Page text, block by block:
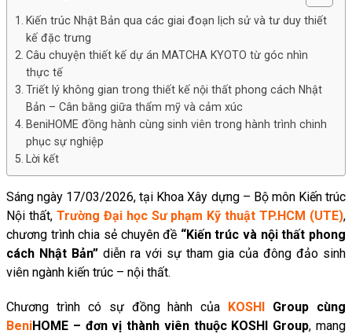
Kiến trúc Nhật Bản qua các giai đoạn lịch sử và tư duy thiết
kế đặc trưng
Câu chuyện thiết kế dự án MATCHA KYOTO từ góc nhìn
thực tế
Triết lý không gian trong thiết kế nội thất phong cách Nhật
Bản – Cân bằng giữa thẩm mỹ và cảm xúc
BeniHOME đồng hành cùng sinh viên trong hành trình chinh
phục sự nghiệp
Lời kết
Sáng ngày 17/03/2026, tại Khoa Xây dựng – Bộ môn Kiến trúc
Nội thất, Trường Đại học Sư phạm Kỹ thuật TP.HCM (UTE),
chương trình chia sẻ chuyên đề “Kiến trúc và nội thất phong
cách Nhật Bản” diễn ra với sự tham gia của đông đảo sinh
viên ngành kiến trúc – nội thất.
Chương trình có sự đồng hành của KOSHI Group cùng
BeniHOME – đơn vị thành viên thuộc KOSHI Group, mang